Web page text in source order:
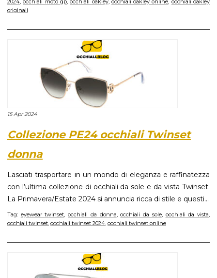
2024,occhiali moto gp,occhiali oakley, occhiali oakley online, occhiali oakley
originali
15 Apr 2024
Collezione PE24 occhiali Twinset
donna
Lasciati trasportare in un mondo di eleganza e raffinatezza
con l’ultima collezione di occhiali da sole e da vista Twinset.
La Primavera/Estate 2024 si annuncia ricca di stile e questi...
Tag: eyewear twinset,occhiali da donna,occhiali da sole, occhiali da vista,
occhiali twinset, occhiali twinset 2024, occhiali twinset online